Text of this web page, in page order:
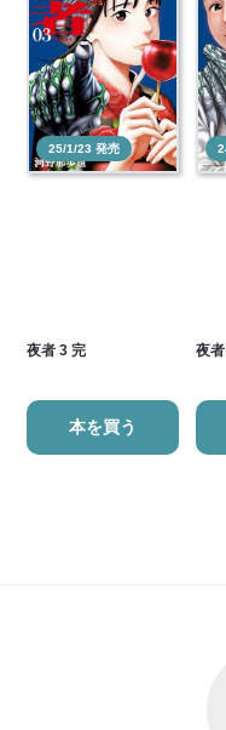
25/1/23 発売
夜者 3 完
本を買う
夜